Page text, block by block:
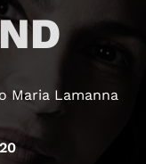
Maria Lamanna